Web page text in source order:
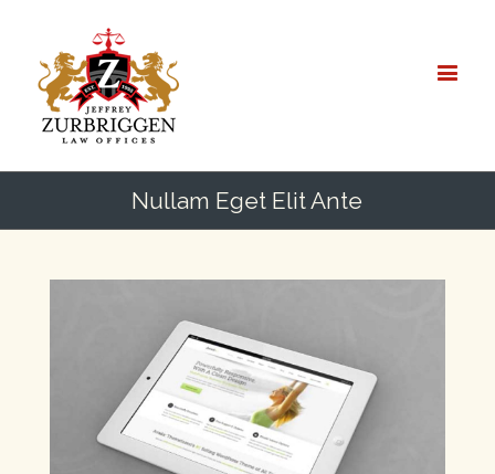
Nullam Eget Elit Ante